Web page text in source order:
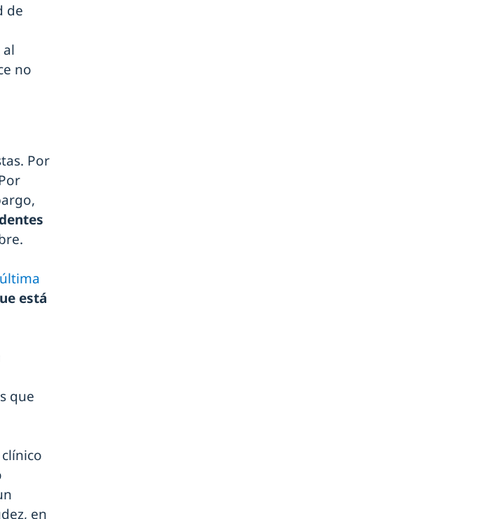
de
no
Por
última
está
que
en